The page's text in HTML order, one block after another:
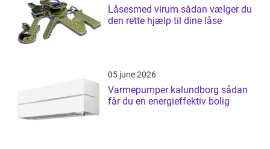
Låsesmed virum sådan vælger du
den rette hjælp til dine låse
05 june 2026
Varmepumper kalundborg sådan
får du en energieffektiv bolig